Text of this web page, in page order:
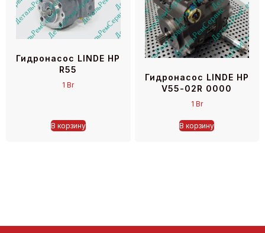
Гидронасос LINDE HP
R55
1Br
В корзину
Гидронасос LINDE HP
V55-02R 0000
1 Br
В корзину